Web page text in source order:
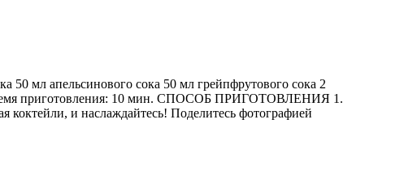
мл апельсинового сока 50 мл грейпфрутового сока 2
приготовления: 10 мин. СПОСОБ ПРИГОТОВЛЕНИЯ 1.
коктейли, и наслаждайтесь! Поделитесь фотографией